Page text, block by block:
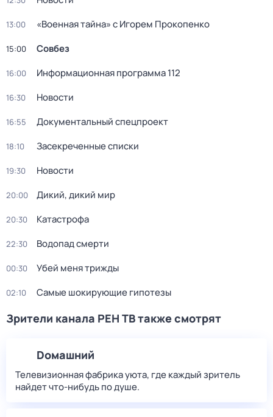
13:00 «Военная тайна» с Игорем Прокопенко
15:00 Совбез
16:00 Информационная программа 112
16:30 Новости
16:55 Документальный спецпроект
18:10 Заcекрeчeнныe списки
19:30 Новости
20:00 Дикий, дикий мир
20:30 Катастрофа
22:30 Водопад смерти
00:30 Убей меня трижды
02:10 Самые шoкиpующие гипотезы
Зрители канала РЕН ТВ также смотрят
Dомашний
Телевизионная фабрика уюта, где каждый зритель
найдет что‑нибудь по душе.